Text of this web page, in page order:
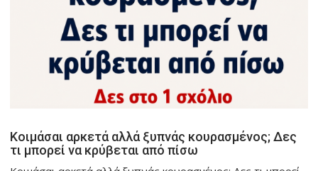
Κοιμάσαι αρκετά αλλά ξυπνάς κουρασμένος; Δες
τι μπορεί να κρύβεται από πίσω